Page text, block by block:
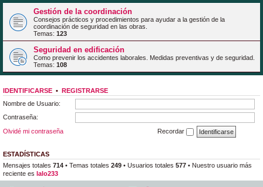
c
Gestión de la coordinación
Consejos prácticos y procedimientos para ayudar a la gestión de la
coordinación de seguridad en las obras.
Temas: 123
Seguridad en edificación
Como prevenir los accidentes laborales. Medidas preventivas y de seguridad.
Temas: 108
IDENTIFICARSE • REGISTRARSE
Nombre de Usuario:
Contraseña:
Olvidé mi contraseña
Recordar
ESTADÍSTICAS
Mensajes totales 714 • Temas totales 249 • Usuarios totales 577 • Nuestro usuario más
reciente es lalo233